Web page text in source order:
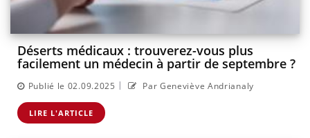
Déserts médicaux : trouverez-vous plus
facilement un médecin à partir de septembre ?
Publié le 02.09.2025 | Par Geneviève Andrianaly
LIRE L'ARTICLE